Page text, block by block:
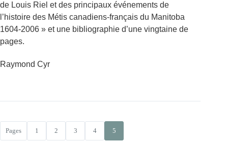
de Louis Riel et des principaux événements de
l’histoire des Métis canadiens-français du Manitoba
1604-2006 » et une bibliographie d’une vingtaine de
pages.
Raymond Cyr
Pages 1 2 3 4 5